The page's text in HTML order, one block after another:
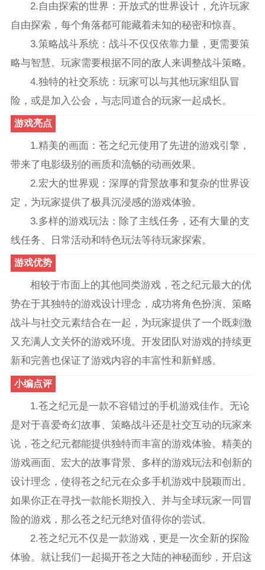
2.自由探索的世界：开放式的世界设计，允许玩家
自由探索，每个角落都可能藏着未知的秘密和惊喜。
3.策略战斗系统：战斗不仅仅依靠力量，更需要策
略与智慧。玩家需要根据不同的敌人来调整战斗策略。
4.独特的社交系统：玩家可以与其他玩家组队冒
险，或是加入公会，与志同道合的玩家一起成长。
游戏亮点
1.精美的画面：苍之纪元使用了先进的游戏引擎，
带来了电影级别的画质和流畅的动画效果。
2.宏大的世界观：深厚的背景故事和复杂的世界设
定，为玩家提供了极具沉浸感的游戏体验。
3.多样的游戏玩法：除了主线任务，还有大量的支
线任务、日常活动和特色玩法等待玩家探索。
游戏优势
相较于市面上的其他同类游戏，苍之纪元最大的优
势在于其独特的游戏设计理念，成功将角色扮演、策略
战斗与社交元素结合在一起，为玩家提供了一个既刺激
又充满人文关怀的游戏环境。开发团队对游戏的持续更
新和完善也保证了游戏内容的丰富性和新鲜感。
小编点评
1.苍之纪元是一款不容错过的手机游戏佳作。无论
是对于喜爱奇幻故事、策略战斗还是社交互动的玩家来
说，苍之纪元都能提供独特而丰富的游戏体验。精美的
游戏画面、宏大的故事背景、多样的游戏玩法和创新的
设计理念，使得苍之纪元在众多手机游戏中脱颖而出。
如果你正在寻找一款能长期投入、并与全球玩家一同冒
险的游戏，那么苍之纪元绝对值得你的尝试。
2.苍之纪元不仅是一款游戏，更是一次全新的探险
体验。就让我们一起揭开苍之大陆的神秘面纱，开启这